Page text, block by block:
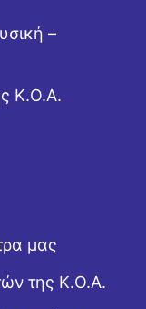
–
Κ.Ο.Α.
μας
της Κ.Ο.Α.